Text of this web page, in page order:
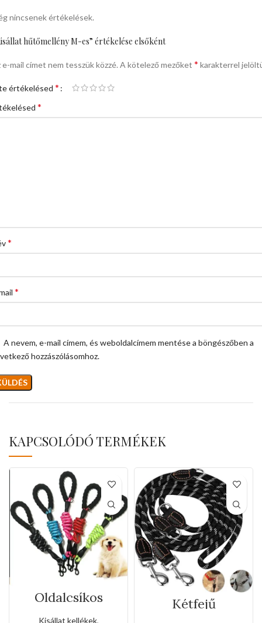
nincsenek értékelések.
hűtőmellény M-es” értékelése elsőként
e-mail címet nem tesszük közzé. A kötelező mezőket * karakterrel
értékelésed *
*
*
*
A nevem, e-mail címem, és weboldalcímem mentése a böngészőben a
hozzászólásomhoz.
KAPCSOLÓDÓ TERMÉKEK
Oldalcsíkos
kézi póráz(Kis
Kisállat kellékek,
Kétfejű
bőrakasztókkal